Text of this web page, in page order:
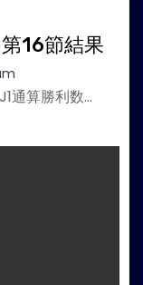
16節結果
通算勝利数…